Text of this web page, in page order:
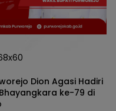
Dion Agasi Hadiri
ke-79 di